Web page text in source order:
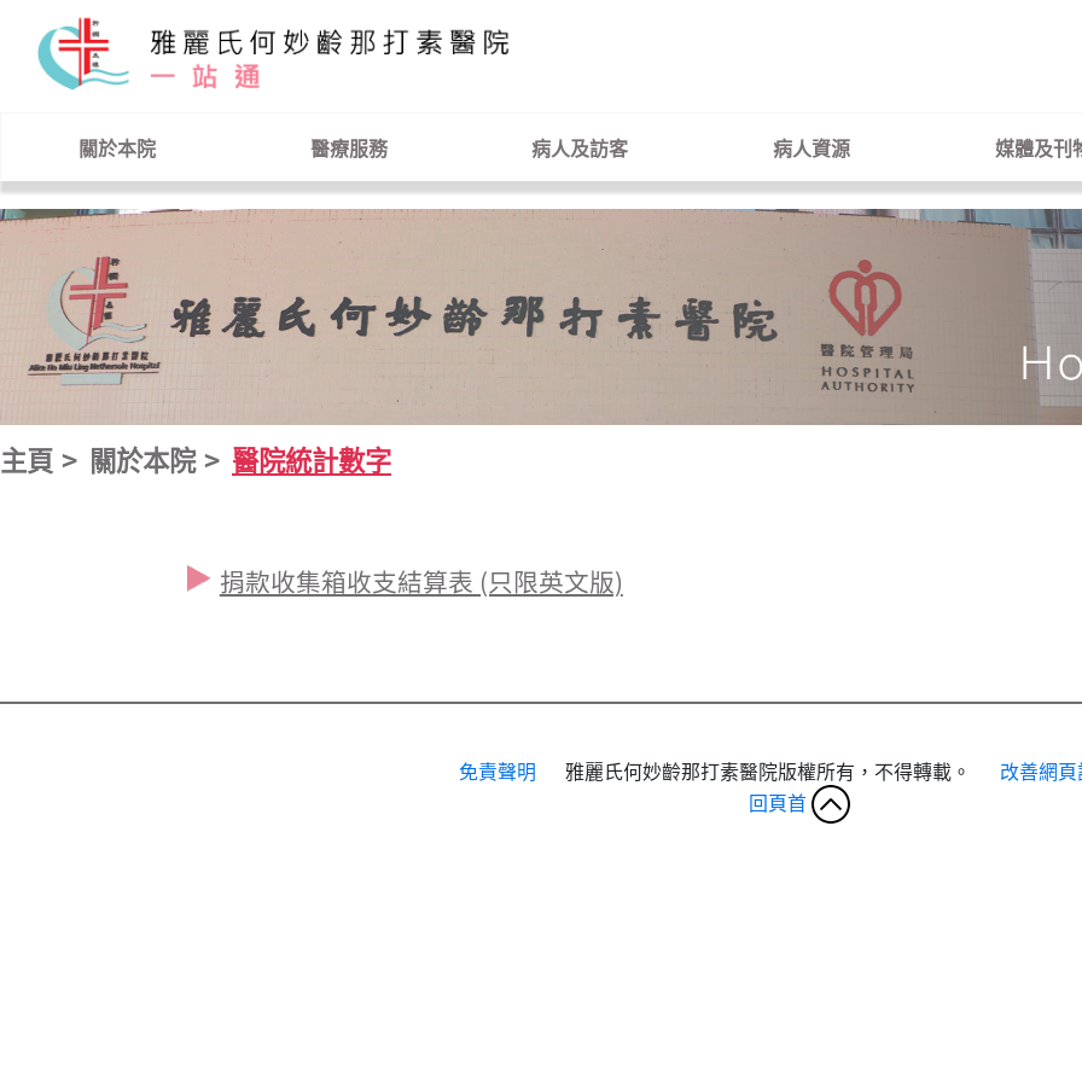
跳到主要內容
關於本院 醫療服務 病人及訪客 病人資源 媒體及刊
主頁 關於本院 醫院統計數字
捐款收集箱收支結算表 (只限英文版)
免責聲明 雅麗氏何妙齡那打素醫院版權所有，不得轉載。 改善網
回頁首